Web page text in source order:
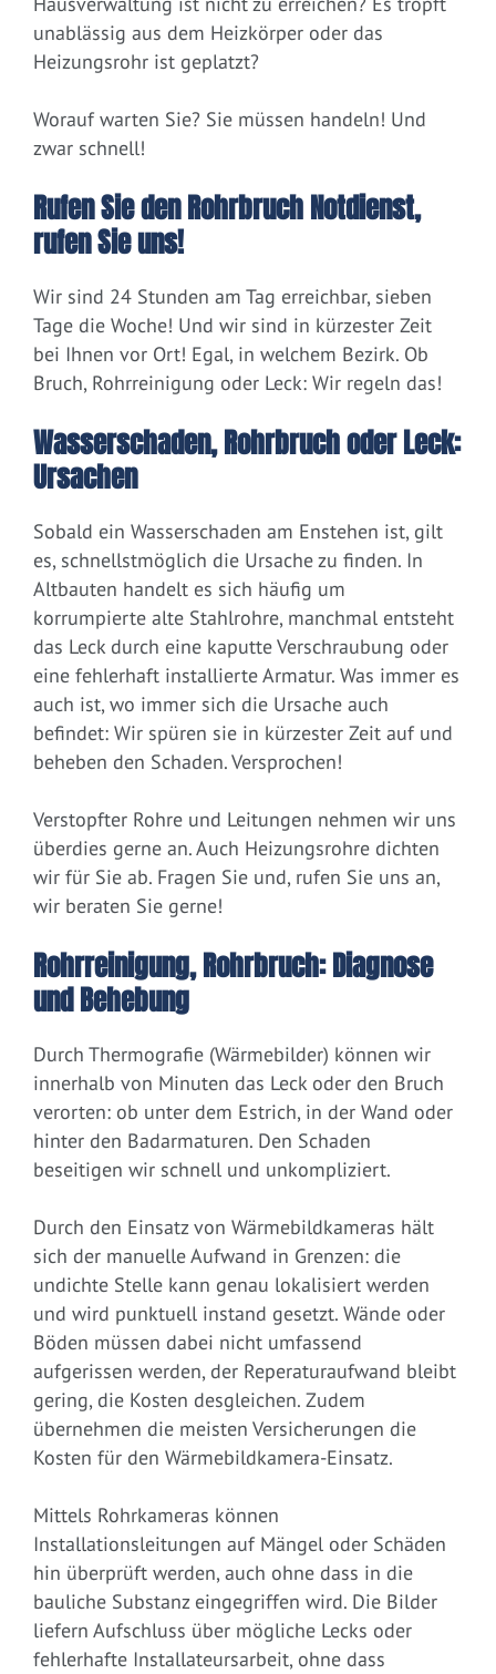
unablässig aus dem Heizkörper oder das
Heizungsrohr ist geplatzt?
Worauf warten Sie? Sie müssen handeln! Und
zwar schnell!
Rufen Sie den Rohrbruch Notdienst,
rufen Sie uns!
Wir sind 24 Stunden am Tag erreichbar, sieben
Tage die Woche! Und wir sind in kürzester Zeit
bei Ihnen vor Ort! Egal, in welchem Bezirk. Ob
Bruch, Rohrreinigung oder Leck: Wir regeln das!
Wasserschaden, Rohrbruch oder Leck:
Ursachen
Sobald ein Wasserschaden am Enstehen ist, gilt
es, schnellstmöglich die Ursache zu finden. In
Altbauten handelt es sich häufig um
korrumpierte alte Stahlrohre, manchmal entsteht
das Leck durch eine kaputte Verschraubung oder
eine fehlerhaft installierte Armatur. Was immer es
auch ist, wo immer sich die Ursache auch
befindet: Wir spüren sie in kürzester Zeit auf und
beheben den Schaden. Versprochen!
Verstopfter Rohre und Leitungen nehmen wir uns
überdies gerne an. Auch Heizungsrohre dichten
wir für Sie ab. Fragen Sie und, rufen Sie uns an,
wir beraten Sie gerne!
Rohrreinigung, Rohrbruch: Diagnose
und Behebung
Durch Thermografie (Wärmebilder) können wir
innerhalb von Minuten das Leck oder den Bruch
verorten: ob unter dem Estrich, in der Wand oder
hinter den Badarmaturen. Den Schaden
beseitigen wir schnell und unkompliziert.
Durch den Einsatz von Wärmebildkameras hält
sich der manuelle Aufwand in Grenzen: die
undichte Stelle kann genau lokalisiert werden
und wird punktuell instand gesetzt. Wände oder
Böden müssen dabei nicht umfassend
aufgerissen werden, der Reperaturaufwand bleibt
gering, die Kosten desgleichen. Zudem
übernehmen die meisten Versicherungen die
Kosten für den Wärmebildkamera-Einsatz.
Mittels Rohrkameras können
Installationsleitungen auf Mängel oder Schäden
hin überprüft werden, auch ohne dass in die
bauliche Substanz eingegriffen wird. Die Bilder
liefern Aufschluss über mögliche Lecks oder
fehlerhafte Installateursarbeit, ohne dass